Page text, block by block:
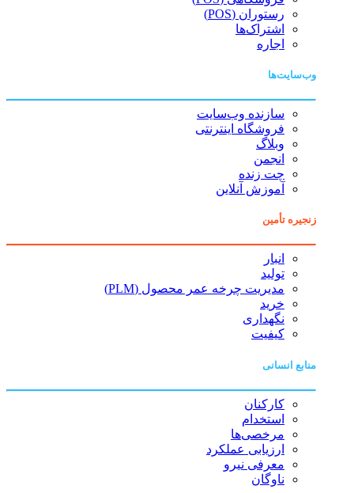
رستوران (POS)
اشتراک‌ها
اجاره
وب‌سایت‌ها
سازنده وب‌سایت
فروشگاه اینترنتی
وبلاگ
انجمن
چت زنده
آموزش آنلاین
زنجیره تأمین
انبار
تولید
مدیریت چرخه عمر محصول (PLM)
خرید
نگهداری
کیفیت
منابع انسانی
کارکنان
استخدام
مرخصی‌ها
ارزیابی عملکرد
معرفی نیرو
ناوگان